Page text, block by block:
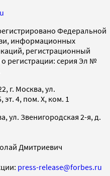
Федеральной
информационных
регистрационный
регистрации: серия Эл №
г. Москва, ул.
эт. 4, пом. X, ком. 1
ул. Звенигородская 2-я, д.
Дмитриевич
press-release@forbes.ru